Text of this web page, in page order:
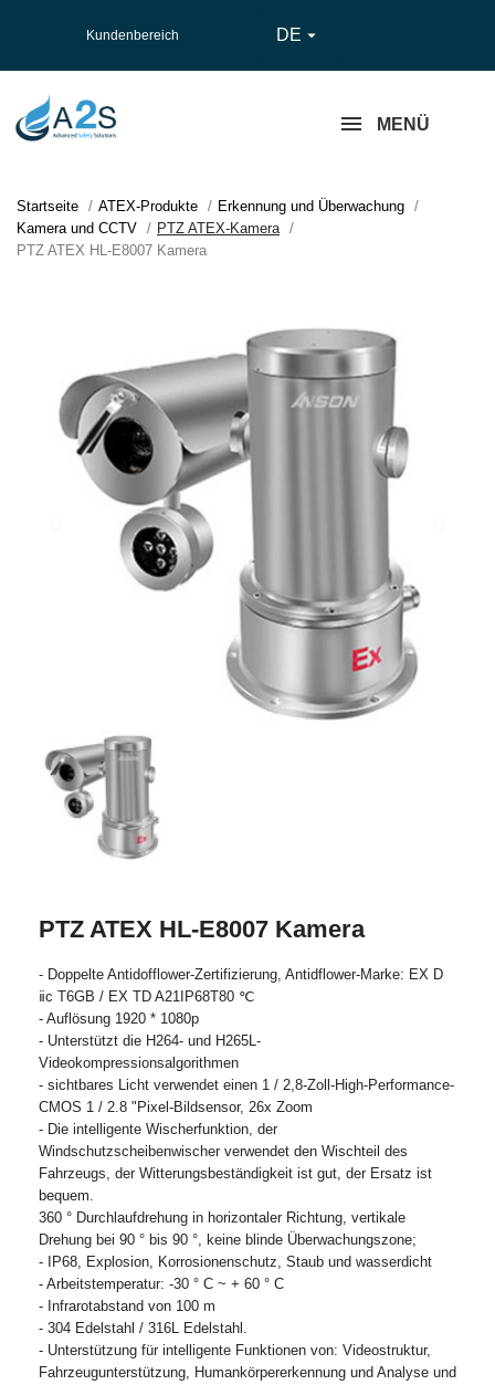
Kundenbereich DE 
MENÜ
Startseite ATEX-Produkte
Erkennung und Überwachung
Kamera und CCTV
PTZ ATEX-Kamera
PTZ ATEX HL-E8007 Kamera
PTZ ATEX HL-E8007 Kamera
- Doppelte Antidofflower-Zertifizierung, Antidflower-Marke: EX D
ⅱc T6GB / EX TD A21IP68T80 ℃
- Auflösung 1920 * 1080p
- Unterstützt die H264- und H265L-
Videokompressionsalgorithmen
- sichtbares Licht verwendet einen 1 / 2,8-Zoll-High-Performance-
CMOS 1 / 2.8 "Pixel-Bildsensor, 26x Zoom
- Die intelligente Wischerfunktion, der
Windschutzscheibenwischer verwendet den Wischteil des
Fahrzeugs, der Witterungsbeständigkeit ist gut, der Ersatz ist
bequem.
360 ° Durchlaufdrehung in horizontaler Richtung, vertikale
Drehung bei 90 ° bis 90 °, keine blinde Überwachungszone;
- IP68, Explosion, Korrosionenschutz, Staub und wasserdicht
- Arbeitstemperatur: -30 ° C ~ + 60 ° C
- Infrarotabstand von 100 m
- 304 Edelstahl / 316L Edelstahl.
- Unterstützung für intelligente Funktionen von: Videostruktur,
Fahrzeugunterstützung, Humankörpererkennung und Analyse und